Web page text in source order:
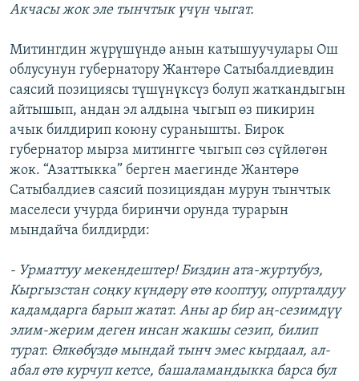
Акчасы жок эле тынчтык үчүн чыгат.
Митингдин жүрүшүндө анын катышуучулары Ош
облусунун губернатору Жантөрө Сатыбалдиевдин
саясий позициясы түшүнүксүз болуп жаткандыгын
айтышып, андан эл алдына чыгып өз пикирин
ачык билдирип коюну суранышты. Бирок
губернатор мырза митингге чыгып сөз сүйлөгөн
жок. “Азаттыкка” берген маегинде Жантөрө
Сатыбалдиев саясий позициядан мурун тынчтык
маселеси учурда биринчи орунда турарын
мындайча билдирди:
- Урматтуу мекендештер! Биздин ата-журтубуз,
Кыргызстан соңку күндөрү өтө кооптуу, опурталдуу
кадамдарга барып жатат. Аны ар бир аң-сезимдүү
элим-жерим деген инсан жакшы сезип, билип
турат. Өлкөбүздө мындай тынч эмес кырдаал, ал-
абал өтө курчуп кетсе, башаламандыкка барса бул